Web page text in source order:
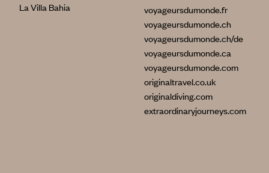
La Villa Bahia
voyageursdumonde.fr
voyageursdumonde.ch
voyageursdumonde.ch/de
voyageursdumonde.ca
voyageursdumonde.com
originaltravel.co.uk
originaldiving.com
extraordinaryjourneys.com